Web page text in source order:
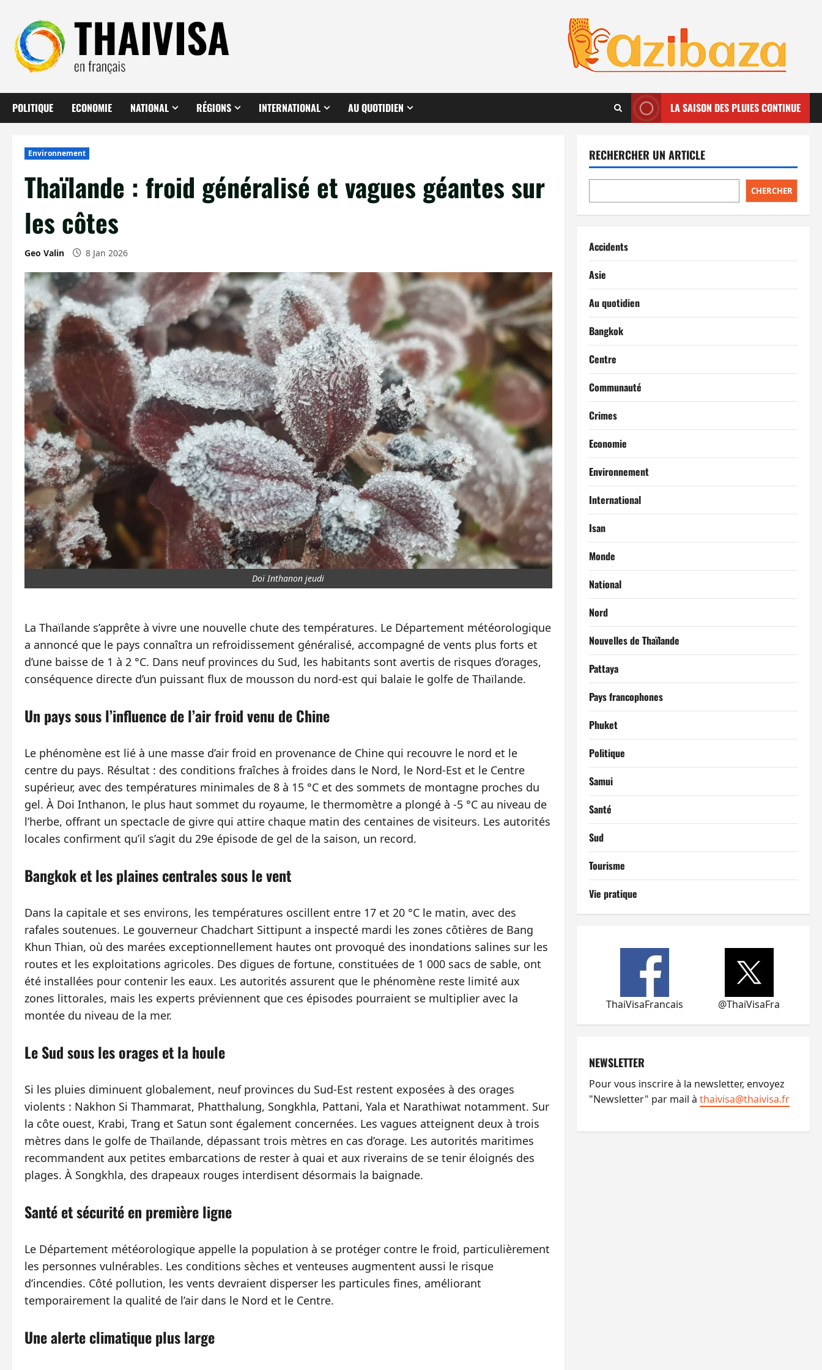
contenu
POLITIQUE ECONOMIE NATIONAL RÉGIONS INTERNATIONAL AU QUOTIDIEN LA SAISON DES PLUIES CONTINUE
Environnement
Thaïlande : froid généralisé et vagues géantes sur
les côtes
Geo Valin 8 Jan 2026
Doï Inthanon jeudi
La Thaïlande s’apprête à vivre une nouvelle chute des températures. Le Département météorologique
a annoncé que le pays connaîtra un refroidissement généralisé, accompagné de vents plus forts et
d’une baisse de 1 à 2 °C. Dans neuf provinces du Sud, les habitants sont avertis de risques d’orages,
conséquence directe d’un puissant flux de mousson du nord-est qui balaie le golfe de Thaïlande.
Un pays sous l’influence de l’air froid venu de Chine
Le phénomène est lié à une masse d’air froid en provenance de Chine qui recouvre le nord et le
centre du pays. Résultat : des conditions fraîches à froides dans le Nord, le Nord-Est et le Centre
supérieur, avec des températures minimales de 8 à 15 °C et des sommets de montagne proches du
gel. À Doi Inthanon, le plus haut sommet du royaume, le thermomètre a plongé à -5 °C au niveau de
l’herbe, offrant un spectacle de givre qui attire chaque matin des centaines de visiteurs. Les autorités
locales confirment qu’il s’agit du 29e épisode de gel de la saison, un record.
Bangkok et les plaines centrales sous le vent
Dans la capitale et ses environs, les températures oscillent entre 17 et 20 °C le matin, avec des
rafales soutenues. Le gouverneur Chadchart Sittipunt a inspecté mardi les zones côtières de Bang
Khun Thian, où des marées exceptionnellement hautes ont provoqué des inondations salines sur les
routes et les exploitations agricoles. Des digues de fortune, constituées de 1 000 sacs de sable, ont
été installées pour contenir les eaux. Les autorités assurent que le phénomène reste limité aux
zones littorales, mais les experts préviennent que ces épisodes pourraient se multiplier avec la
montée du niveau de la mer.
Le Sud sous les orages et la houle
Si les pluies diminuent globalement, neuf provinces du Sud-Est restent exposées à des orages
violents : Nakhon Si Thammarat, Phatthalung, Songkhla, Pattani, Yala et Narathiwat notamment. Sur
la côte ouest, Krabi, Trang et Satun sont également concernées. Les vagues atteignent deux à trois
mètres dans le golfe de Thaïlande, dépassant trois mètres en cas d’orage. Les autorités maritimes
recommandent aux petites embarcations de rester à quai et aux riverains de se tenir éloignés des
plages. À Songkhla, des drapeaux rouges interdisent désormais la baignade.
Santé et sécurité en première ligne
Le Département météorologique appelle la population à se protéger contre le froid, particulièrement
les personnes vulnérables. Les conditions sèches et venteuses augmentent aussi le risque
d’incendies. Côté pollution, les vents devraient disperser les particules fines, améliorant
temporairement la qualité de l’air dans le Nord et le Centre.
Une alerte climatique plus large
RECHERCHER UN ARTICLE
CHERCHER
Accidents
Asie
Au quotidien
Bangkok
Centre
Communauté
Crimes
Economie
Environnement
International
Isan
Monde
National
Nord
Nouvelles de Thaïlande
Pattaya
Pays francophones
Phuket
Politique
Samui
Santé
Sud
Tourisme
Vie pratique
ThaiVisaFrancais @ThaiVisaFra
NEWSLETTER
Pour vous inscrire à la newsletter, envoyez
"Newsletter" par mail à thaivisa@thaivisa.fr